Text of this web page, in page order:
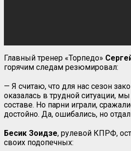
Главный тренер «Торпедо»
горячим следам резюмировал:
— Я считаю, что для нас сезон
оказалась в трудной ситуации,
составе. Но парни играли,
достойно. Да, ошибались, но
Бесик Зоидзе, рулевой КПРФ,
своих подопечных: